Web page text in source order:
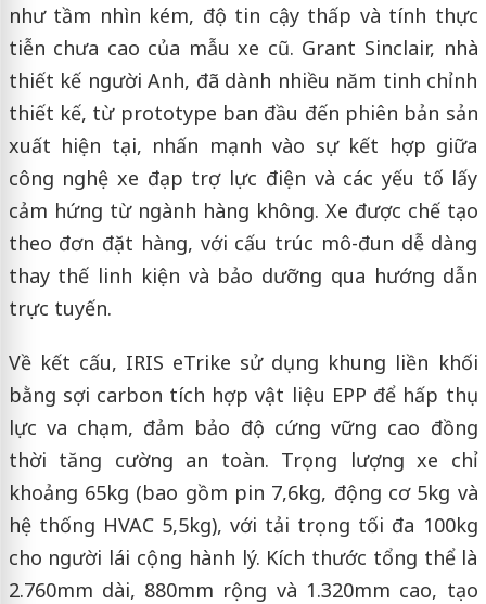
như tầm nhìn kém, độ tin cậy thấp và tính thực
tiễn chưa cao của mẫu xe cũ. Grant Sinclair, nhà
thiết kế người Anh, đã dành nhiều năm tinh chỉnh
thiết kế, từ prototype ban đầu đến phiên bản sản
xuất hiện tại, nhấn mạnh vào sự kết hợp giữa
công nghệ xe đạp trợ lực điện và các yếu tố lấy
cảm hứng từ ngành hàng không. Xe được chế tạo
theo đơn đặt hàng, với cấu trúc mô-đun dễ dàng
thay thế linh kiện và bảo dưỡng qua hướng dẫn
trực tuyến.
Về kết cấu, IRIS eTrike sử dụng khung liền khối
bằng sợi carbon tích hợp vật liệu EPP để hấp thụ
lực va chạm, đảm bảo độ cứng vững cao đồng
thời tăng cường an toàn. Trọng lượng xe chỉ
khoảng 65kg (bao gồm pin 7,6kg, động cơ 5kg và
hệ thống HVAC 5,5kg), với tải trọng tối đa 100kg
cho người lái cộng hành lý. Kích thước tổng thể là
2.760mm dài, 880mm rộng và 1.320mm cao, tạo